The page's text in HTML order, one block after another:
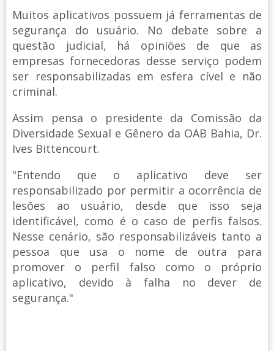
Muitos aplicativos possuem já ferramentas de
segurança do usuário. No debate sobre a
questão judicial, há opiniões de que as
empresas fornecedoras desse serviço podem
ser responsabilizadas em esfera cível e não
criminal.
Assim pensa o presidente da Comissão da
Diversidade Sexual e Gênero da OAB Bahia, Dr.
Ives Bittencourt.
"Entendo que o aplicativo deve ser
responsabilizado por permitir a ocorrência de
lesões ao usuário, desde que isso seja
identificável, como é o caso de perfis falsos.
Nesse cenário, são responsabilizáveis tanto a
pessoa que usa o nome de outra para
promover o perfil falso como o próprio
aplicativo, devido à falha no dever de
segurança."